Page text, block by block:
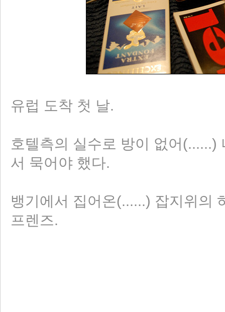
유럽 도착 첫 날.
호텔측의 실수로 방이 없어
서 묵어야 했다.
뱅기에서 집어온(......) 잡지위의
프렌즈.